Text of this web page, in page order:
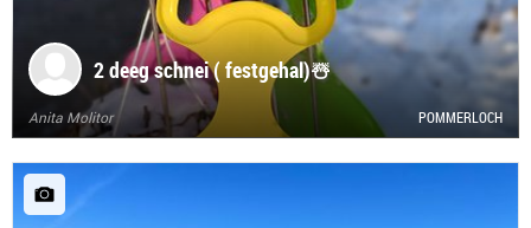
2 deeg schnei ( festgehal)☃️
Anita Molitor POMMERLOCH